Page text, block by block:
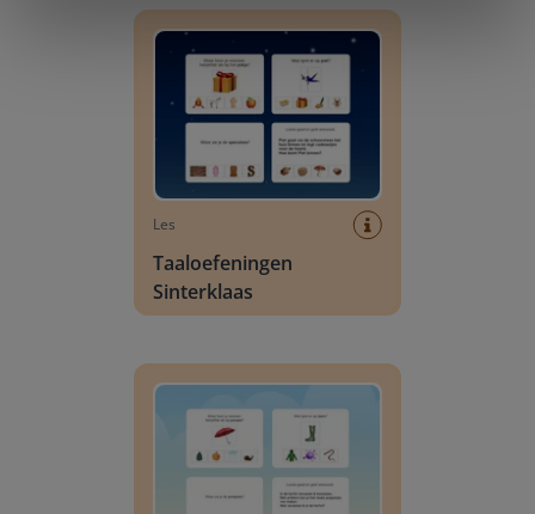
Les
Taaloefeningen
Sinterklaas